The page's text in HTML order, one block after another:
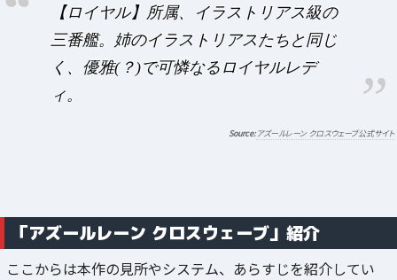
【ロイヤル】所属、イラストリアス級の
三番艦。姉のイラストリアスたちと同じ
く、優雅(？)で可憐なるロイヤルレデ
ィ。
アズールレーン クロスウェーブ公式サイト
「アズールレーン クロスウェーブ」紹介
ここからは本作の見所やシステム、あらすじを紹介してい